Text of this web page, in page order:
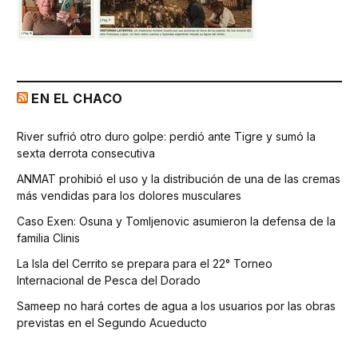
EN EL CHACO
River sufrió otro duro golpe: perdió ante Tigre y sumó la
sexta derrota consecutiva
ANMAT prohibió el uso y la distribución de una de las cremas
más vendidas para los dolores musculares
Caso Exen: Osuna y Tomljenovic asumieron la defensa de la
familia Clinis
La Isla del Cerrito se prepara para el 22° Torneo
Internacional de Pesca del Dorado
Sameep no hará cortes de agua a los usuarios por las obras
previstas en el Segundo Acueducto